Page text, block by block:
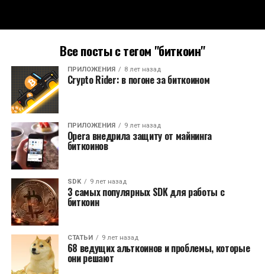
Все посты с тегом "биткоин"
ПРИЛОЖЕНИЯ 8 лет назад
Crypto Rider: в погоне за биткоином
ПРИЛОЖЕНИЯ 9 лет назад
Opera внедрила защиту от майнинга
биткоинов
SDK 9 лет назад
3 самых популярных SDK для работы с
биткоин
СТАТЬИ 9 лет назад
68 ведущих альткоинов и проблемы, которые
они решают